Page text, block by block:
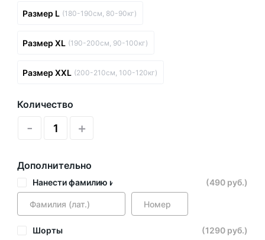
Размер L (180-190см, 80-90кг)
Размер XL (190-200см, 90-100кг)
Размер XXL (200-210см, 100-120кг)
Количество
- +
Дополнительно
Нанести фамилию и номер (490 руб.)
Шорты
(1290 руб.)